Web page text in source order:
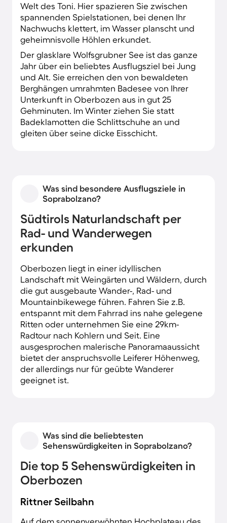
Welt des Toni. Hier spazieren Sie zwischen
spannenden Spielstationen, bei denen Ihr
Nachwuchs klettert, im Wasser planscht und
geheimnisvolle Höhlen erkundet.
Der glasklare Wolfsgrubner See ist das ganze
Jahr über ein beliebtes Ausflugsziel bei Jung
und Alt. Sie erreichen den von bewaldeten
Berghängen umrahmten Badesee von Ihrer
Unterkunft in Oberbozen aus in gut 25
Gehminuten. Im Winter ziehen Sie statt
Badeklamotten die Schlittschuhe an und
gleiten über seine dicke Eisschicht.
Was sind besondere Ausflugsziele in
Soprabolzano?
Südtirols Naturlandschaft per
Rad- und Wanderwegen
erkunden
Oberbozen liegt in einer idyllischen
Landschaft mit Weingärten und Wäldern, durch
die gut ausgebaute Wander-, Rad- und
Mountainbikewege führen. Fahren Sie z.B.
entspannt mit dem Fahrrad ins nahe gelegene
Ritten oder unternehmen Sie eine 29km-
Radtour nach Kohlern und Seit. Eine
ausgesprochen malerische Panoramaaussicht
bietet der anspruchsvolle Leiferer Höhenweg,
der allerdings nur für geübte Wanderer
geeignet ist.
Was sind die beliebtesten
Sehenswürdigkeiten in Soprabolzano?
Die top 5 Sehenswürdigkeiten in
Oberbozen
Rittner Seilbahn